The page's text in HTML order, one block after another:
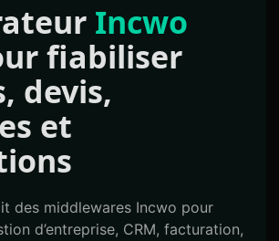
Incwo
fiabiliser
devis,
et
des middlewares Incwo pour
d’entreprise, CRM, facturation,